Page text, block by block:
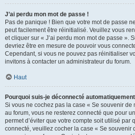
J’ai perdu mon mot de passe !
Pas de panique ! Bien que votre mot de passe
peut facilement être réinitialisé. Veuillez vous
et cliquer sur « J’ai perdu mon mot de passe ».
devriez être en mesure de pouvoir vous
Cependant, si vous ne pouvez pas réinitialiser
invitons à contacter un administrateur du forum.
Haut
Pourquoi suis-je déconnecté
Si vous ne cochez pas la case « Se souvenir de
au forum, vous ne resterez connecté que pour
permet d’éviter que votre compte soit utilisé par
connecté, veuillez cocher la case « Se souvenir